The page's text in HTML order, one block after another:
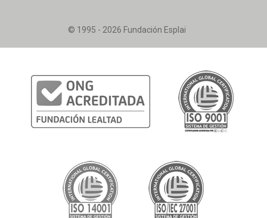
© 1995 - 2026 Fundación Esplai